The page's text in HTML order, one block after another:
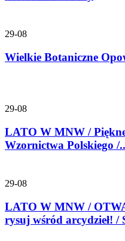
29-08
Wielkie Botaniczne
29-08
LATO W MNW /
Wzornictwa Polskiego /
29-08
LATO W MNW /
rysuj wśród arcydzieł! /